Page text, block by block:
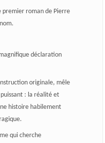
premier roman de Pierre
déclaration
originale, mêle
: la réalité et
histoire habilement
qui cherche